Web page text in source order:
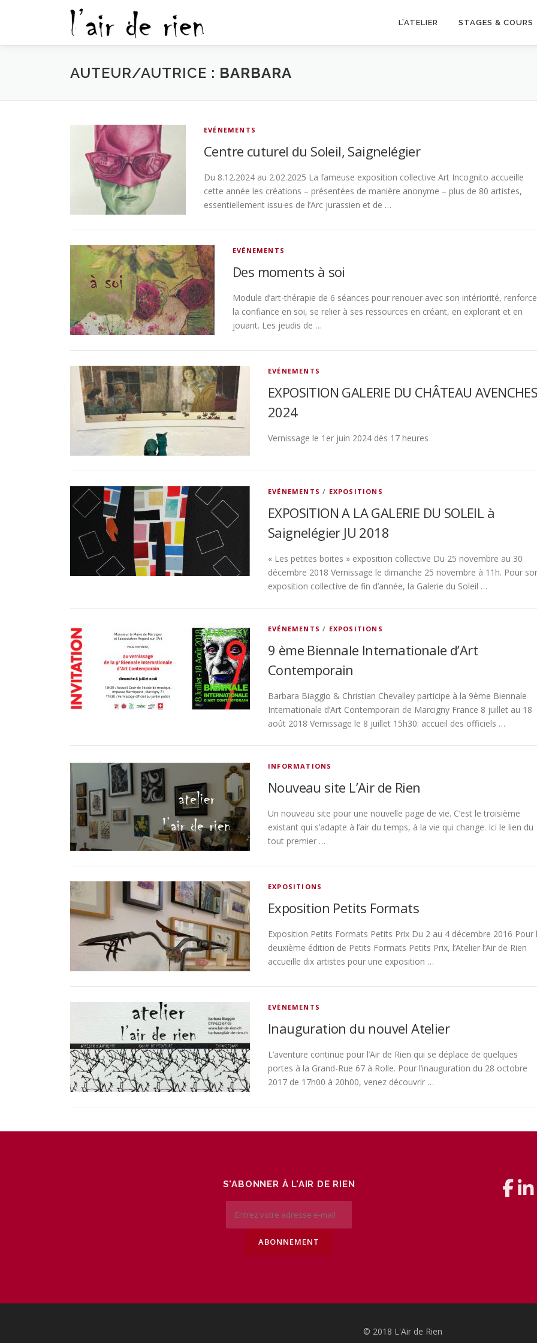
L’ATELIER STAGES & COURS
AUTEUR/AUTRICE : BARBARA
EVÉNEMENTS
Centre cuturel du Soleil, Saignelégier
Du 8.12.2024 au 2.02.2025 La fameuse exposition collective Art Incognito accueille
cette année les créations – présentées de manière anonyme – plus de 80 artistes,
essentiellement issu·es de l’Arc jurassien et de …
EVÉNEMENTS
Des moments à soi
Module d’art-thérapie de 6 séances pour renouer avec son intériorité,
la confiance en soi, se relier à ses ressources en créant, en explorant et en
jouant. Les jeudis de …
EVÉNEMENTS
EXPOSITION GALERIE DU CHÂTEAU
2024
Vernissage le 1er juin 2024 dès 17 heures
EVÉNEMENTS / EXPOSITIONS
EXPOSITION A LA GALERIE DU SOLEIL à
Saignelégier JU 2018
« Les petites boites » exposition collective Du 25 novembre au 30
décembre 2018 Vernissage le dimanche 25 novembre à 11h. Pour
exposition collective de fin d’année, la Galerie du Soleil …
EVÉNEMENTS / EXPOSITIONS
9 ème Biennale Internationale d’Art
Contemporain
Barbara Biaggio & Christian Chevalley participe à la 9ème Biennale
Internationale d’Art Contemporain de Marcigny France 8 juillet au 18
août 2018 Vernissage le 8 juillet 15h30: accueil des officiels …
INFORMATIONS
Nouveau site L’Air de Rien
Un nouveau site pour une nouvelle page de vie. C’est le troisième
existant qui s’adapte à l’air du temps, à la vie qui change. Ici le lien du
tout premier …
EXPOSITIONS
Exposition Petits Formats
Exposition Petits Formats Petits Prix Du 2 au 4 décembre 2016 Pour
deuxième édition de Petits Formats Petits Prix, l’Atelier l’Air de Rien
accueille dix artistes pour une exposition …
EVÉNEMENTS
Inauguration du nouvel Atelier
L’aventure continue pour l’Air de Rien qui se déplace de quelques
portes à la Grand-Rue 67 à Rolle. Pour l’inauguration du 28 octobre
2017 de 17h00 à 20h00, venez découvrir …
S'ABONNER À L'AIR DE RIEN
© 2018 L'Air de Rien